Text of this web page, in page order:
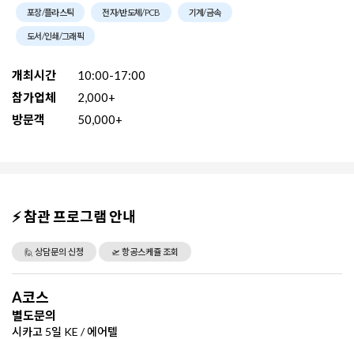
포장/플라스틱 전자/반도체/PCB 기계/금속
도서/인쇄/그래픽
개최시간
10:00-17:00
참가업체
2,000+
방문객
50,000+
⚡ 참관 프로그램 안내
🙋 상담문의 신청 🛫 항공스케쥴 조회
A코스
별도문의
시카고 5일 KE / 에어텔